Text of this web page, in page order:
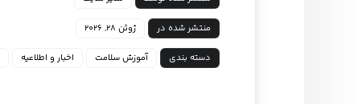
منتشر شده در ژوئن ۲۸, ۲۰۲۶
دسته بندی آموزش سلامت اخبار و اطلاعیه